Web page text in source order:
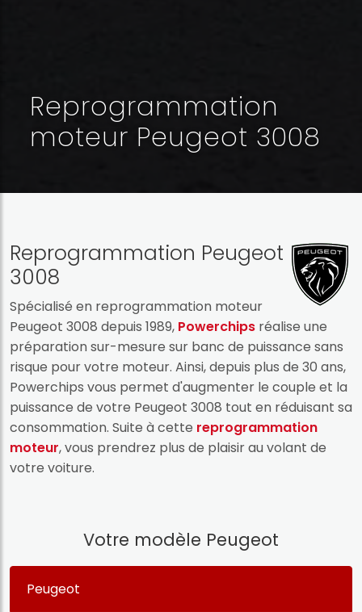
Reprogrammation
moteur Peugeot 3008
Reprogrammation Peugeot
3008
Spécialisé en reprogrammation moteur
Peugeot 3008 depuis 1989, Powerchips réalise une
préparation sur-mesure sur banc de puissance sans
risque pour votre moteur. Ainsi, depuis plus de 30 ans,
Powerchips vous permet d'augmenter le couple et la
puissance de votre Peugeot 3008 tout en réduisant sa
consommation. Suite à cette reprogrammation
moteur, vous prendrez plus de plaisir au volant de
votre voiture.
Votre modèle Peugeot
Peugeot